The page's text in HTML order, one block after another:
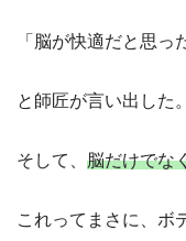
「脳が快適だと思っ
と師匠が言い出した。
そして、 脳だけでな
これってまさに、ボ